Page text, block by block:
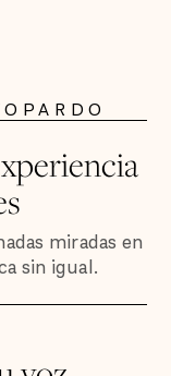
miradas en
sin igual.